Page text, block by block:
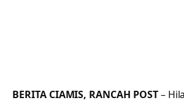
BERITA CIAMIS, RANCAH POST–